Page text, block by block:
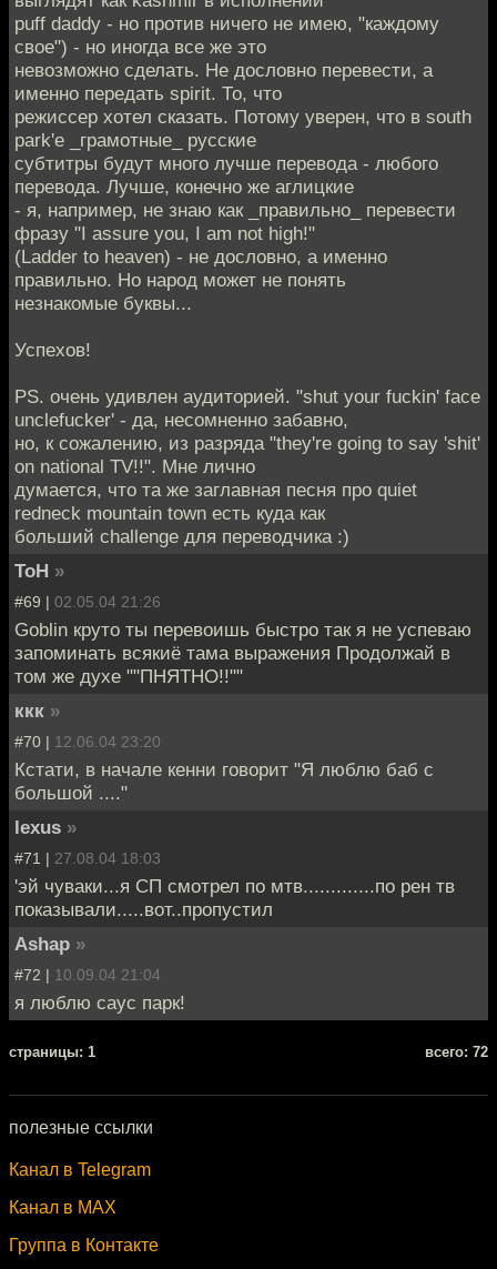
puff daddy - но против ничего не имею, "каждому
свое") - но иногда все же это
невозможно сделать. Не дословно перевести, а
именно передать spirit. То, что
режиссер хотел сказать. Потому уверен, что в south
park'e _грамотные_ русские
субтитры будут много лучше перевода - любого
перевода. Лучше, конечно же аглицкие
- я, например, не знаю как _правильно_ перевести
фразу "I assure you, I am not high!"
(Ladder to heaven) - не дословно, а именно
правильно. Но народ может не понять
незнакомые буквы...
Успехов!
PS. очень удивлен аудиторией. "shut your fuckin' face
unclefucker' - да, несомненно забавно,
но, к сожалению, из разряда "they're going to say 'shit'
on national TV!!". Мне лично
думается, что та же заглавная песня про quiet
redneck mountain town есть куда как
больший challenge для переводчика :)
ToH »
#69 | 02.05.04 21:26
Goblin круто ты перевоишь быстро так я не успеваю
запоминать всякиё тама выражения Продолжай в
том же духе ""ПНЯТНО!!""
ккк »
#70 | 12.06.04 23:20
Кстати, в начале кенни говорит "Я люблю баб с
большой ...."
lexus »
#71 | 27.08.04 18:03
'эй чуваки...я СП смотрел по мтв.............по рен тв
показывали.....вот..пропустил
Ashap »
#72 | 10.09.04 21:04
я люблю саус парк!
cтраницы: 1 всего: 72
полезные ссылки
Канал в Telegram
Канал в MAX
Группа в Контакте